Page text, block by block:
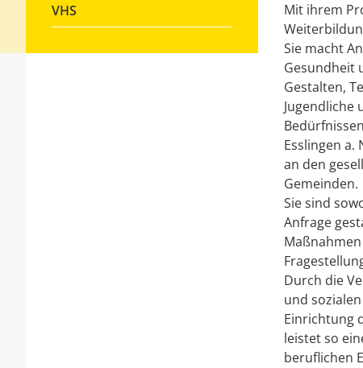
VHS
Mit ihrem
Sie macht
Gesundheit
Gestalten,
Jugendliche
Esslingen
an den
Gemeinden.
Sie sind
Anfrage
Durch die
und
Einrichtung
leistet so
beruflichen